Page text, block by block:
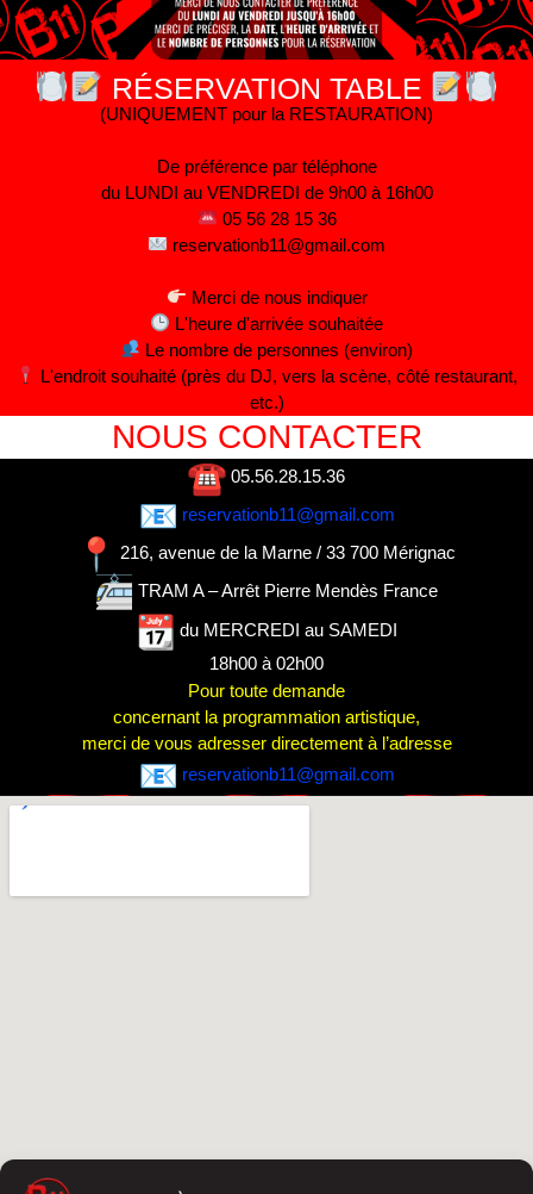
RÉSERVATION TABLE
(UNIQUEMENT pour la RESTAURATION)
De préférence par téléphone
du LUNDI au VENDREDI de 9h00 à 16h00
05 56 28 15 36
reservationb11@gmail.com
Merci de nous indiquer
L'heure d'arrivée souhaitée
Le nombre de personnes (environ)
L'endroit souhaité (près du DJ, vers la scène, côté restaurant,
etc.)
NOUS CONTACTER
05.56.28.15.36
reservationb11@gmail.com
216, avenue de la Marne / 33 700 Mérignac
TRAM A – Arrêt Pierre Mendès France
du MERCREDI au SAMEDI
18h00 à 02h00
Pour toute demande
concernant la programmation artistique,
merci de vous adresser directement à l’adresse
reservationb11@gmail.com